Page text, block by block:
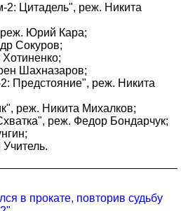
Цитадель", реж. Никита
Юрий Кара;
Сокуров;
Шахназаров;
Предстояние", реж. Никита
реж. Никита Михалков;
реж. Федор Бондарчук;
в прокате, повторив судьбу